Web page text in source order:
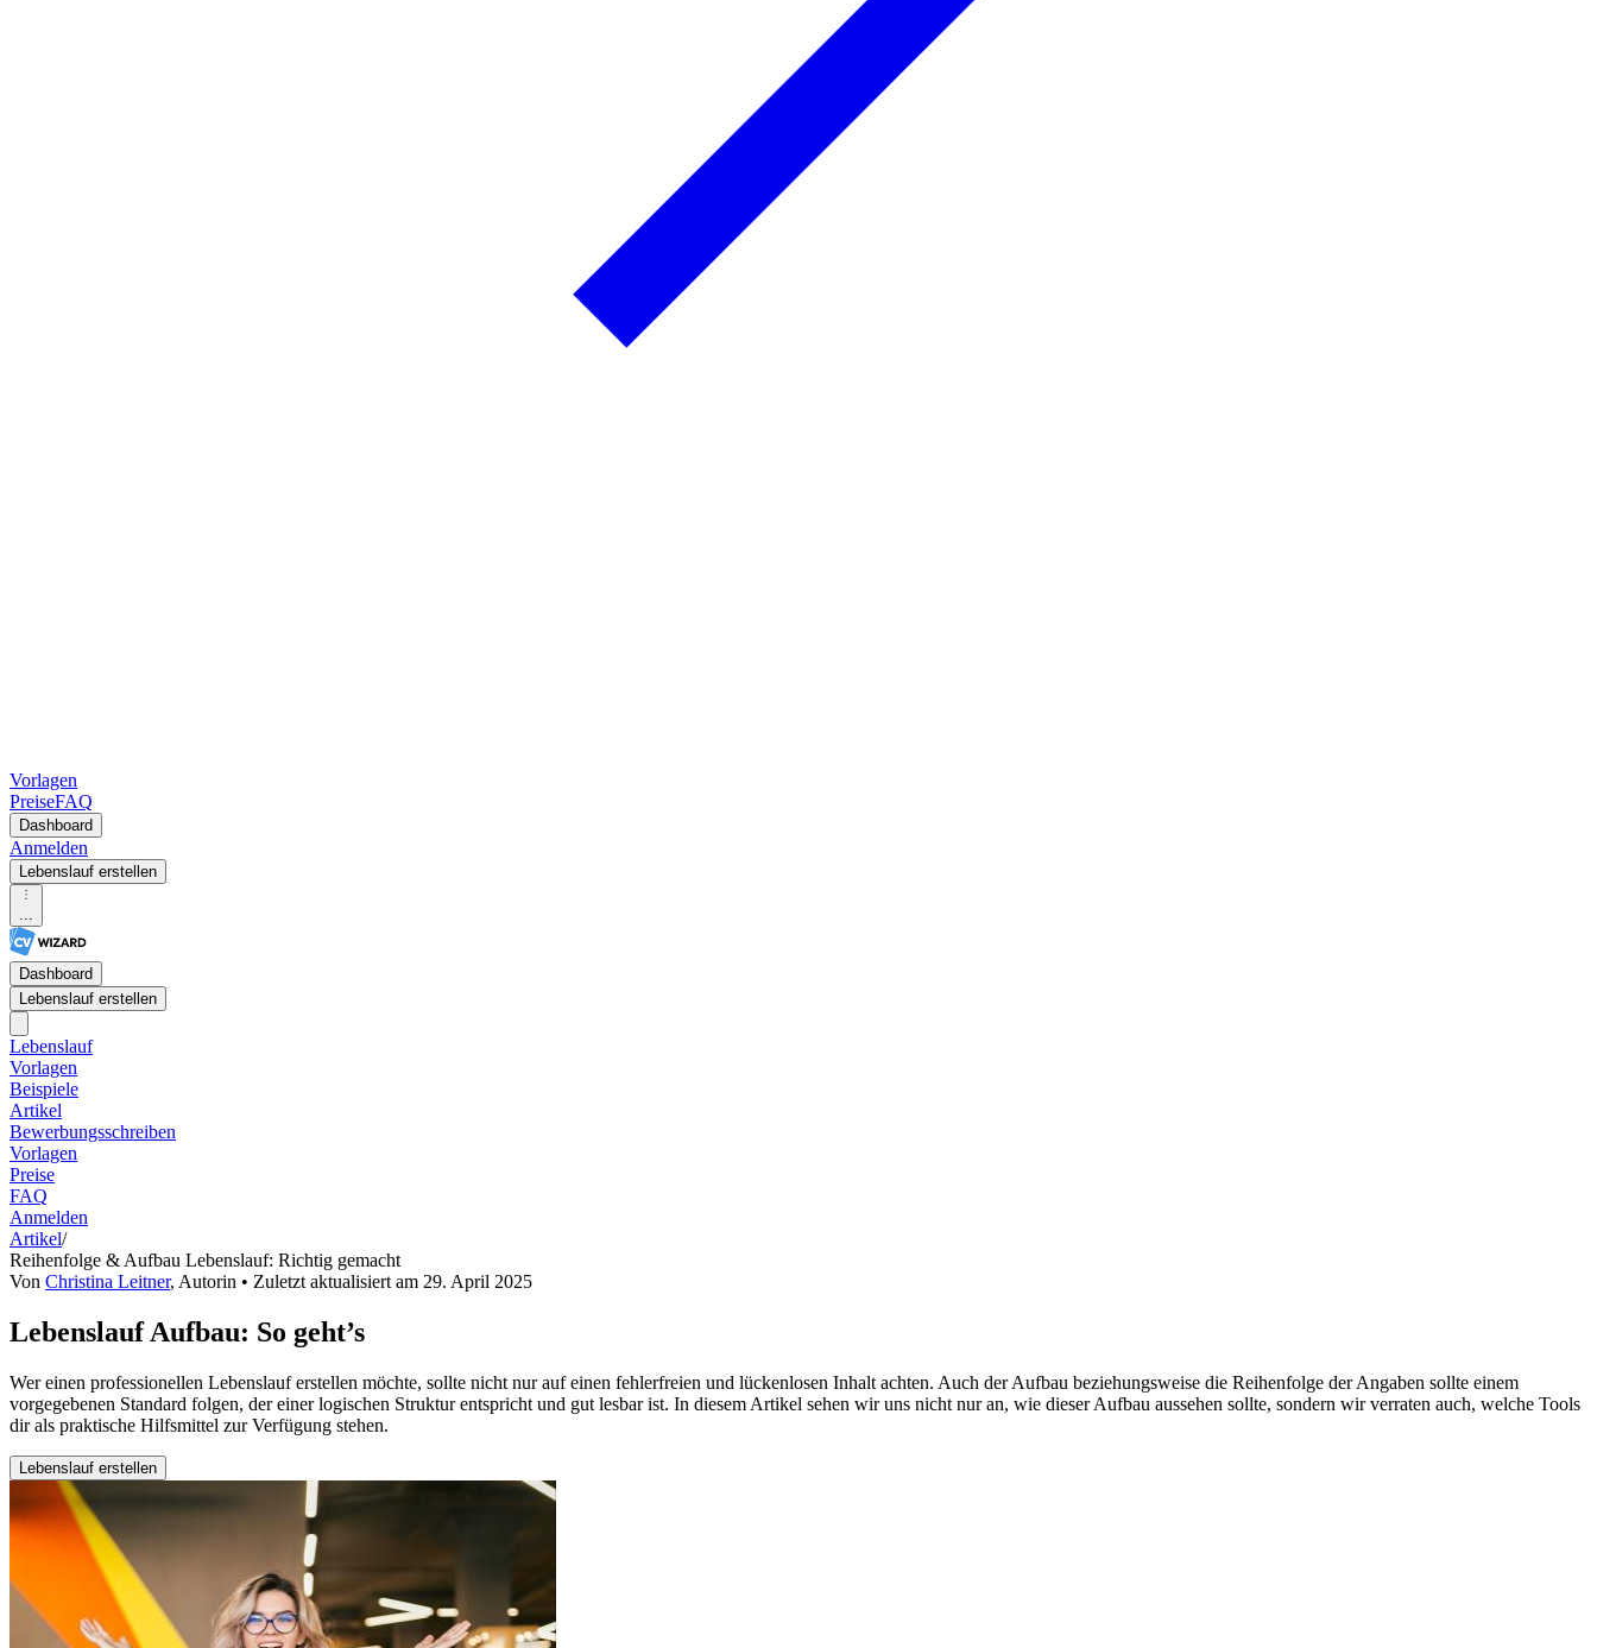
Vorlagen
PreiseFAQ
Dashboard
Anmelden
Lebenslauf erstellen
...
Dashboard
Lebenslauf erstellen
Lebenslauf
Vorlagen
Beispiele
Artikel
Bewerbungsschreiben
Vorlagen
Preise
FAQ
Anmelden
Artikel/
Reihenfolge & Aufbau Lebenslauf: Richtig gemacht
Von Christina Leitner, Autorin • Zuletzt aktualisiert am 29. April 2025
Lebenslauf Aufbau: So geht’s
Wer einen professionellen Lebenslauf erstellen möchte, sollte nicht nur auf einen fehlerfreien und lückenlosen Inhalt achten. Auch der Aufbau beziehungsweise die Reihenfolge der Angaben sollte einem
vorgegebenen Standard folgen, der einer logischen Struktur entspricht und gut lesbar ist. In diesem Artikel sehen wir uns nicht nur an, wie dieser Aufbau aussehen sollte, sondern wir verraten auch, welche Tools
dir als praktische Hilfsmittel zur Verfügung stehen.
Lebenslauf erstellen